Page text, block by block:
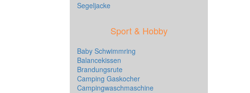
Segeljacke
Sport & Hobby
Baby Schwimmring
Balancekissen
Brandungsrute
Camping Gaskocher
Campingwaschmaschine